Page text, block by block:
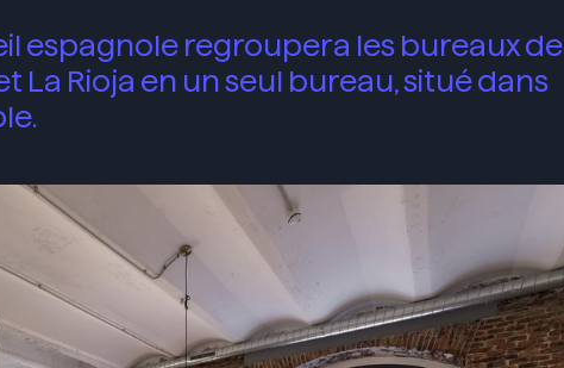
espagnole regroupera les bureaux de
La Rioja en un seul bureau, situé dans